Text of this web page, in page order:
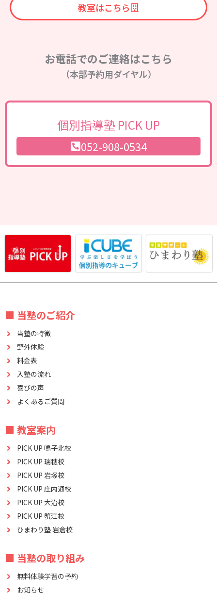
教室はこちら
お電話でのご連絡はこちら
（本部予約用ダイヤル）
個別指導塾 PICK UP
052-908-0534
■ 当塾のご紹介
当塾の特徴
野外体験
料金表
入塾の流れ
喜びの声
よくあるご質問
■ 教室案内
PICK UP 鳴子北校
PICK UP 瑞穂校
PICK UP 岩塚校
PICK UP 庄内通校
PICK UP 大治校
PICK UP 蟹江校
ひまわり塾 岩倉校
■ 当塾の取り組み
無料体験学習の予約
お知らせ